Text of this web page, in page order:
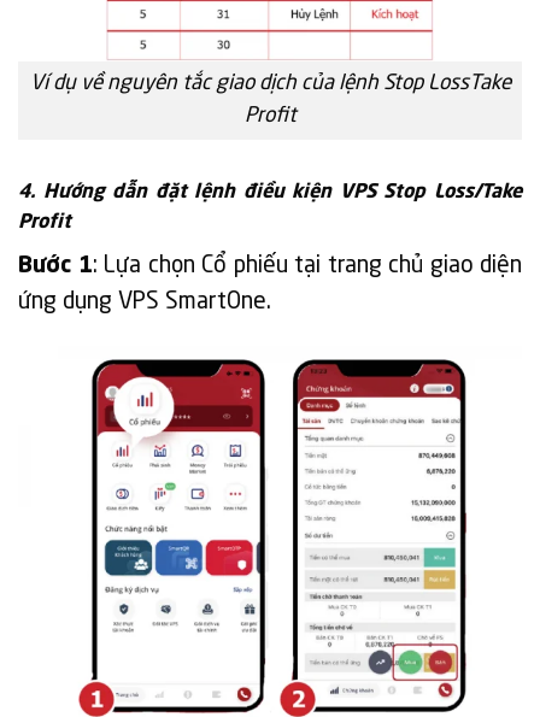
Ví dụ về nguyên tắc giao dịch của lệnh Stop LossTake
Profit
4. Hướng dẫn đặt lệnh điều kiện VPS Stop Loss/Take
Profit
Bước 1: Lựa chọn Cổ phiếu tại trang chủ giao diện
ứng dụng VPS SmartOne.